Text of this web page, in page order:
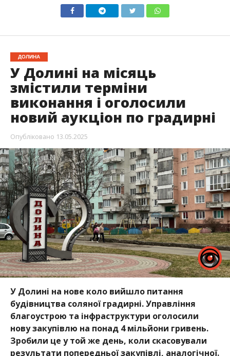
ДОЛИНА
У Долині на місяць
змістили терміни
виконання і оголосили
новий аукціон по градирні
Опубліковано 13.05.2025
У Долині на нове коло вийшло питання
будівництва соляної градирні. Управління
благоустрою та інфраструктури оголосили
нову закупівлю на понад 4 мільйони гривень.
Зробили це у той же день, коли скасовували
результати попередньої закупівлі, аналогічної.